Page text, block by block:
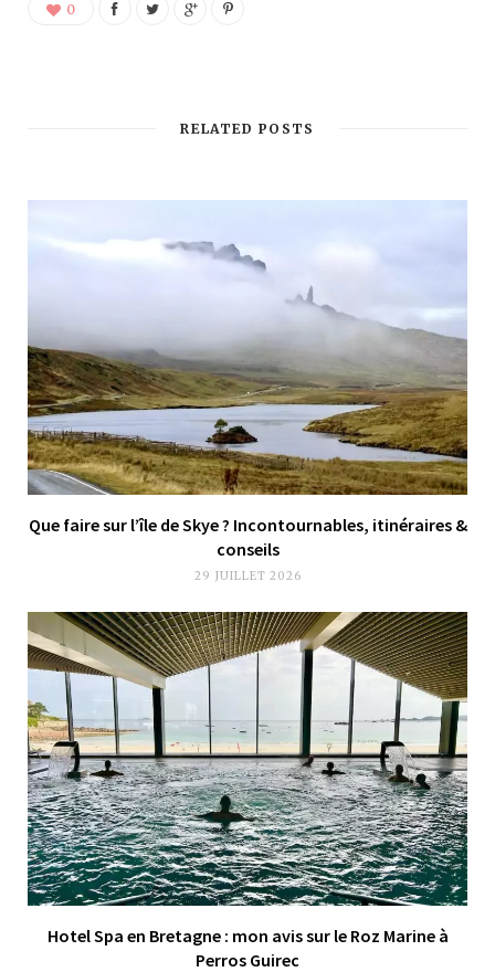
0
RELATED POSTS
Que faire sur l’île de Skye ? Incontournables, itinéraires &
conseils
29 JUILLET 2026
Hotel Spa en Bretagne : mon avis sur le Roz Marine à
Perros Guirec